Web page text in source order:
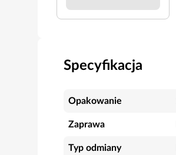
Specyfikacja
Opakowanie
Zaprawa
Typ odmiany